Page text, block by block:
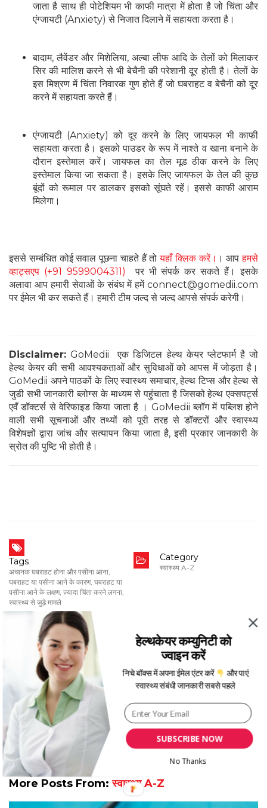
जाता है साथ ही पोटेशियम भी काफी मात्रा में होता है जो चिंता और
एंग्जायटी (Anxiety) से निजात दिलाने में सहायता करता है।
बादाम, लैवेंडर और मिशेलिया, अल्बा लीफ आदि के तेलों को मिलाकर
सिर की मालिश करने से भी बेचैनी की परेशानी दूर होती है। तेलों के
इस मिश्रण में चिंता निवारक गुण होते हैं जो घबराहट व बेचैनी को दूर
करने में सहायता करते हैं।
एंग्जायटी (Anxiety) को दूर करने के लिए जायफल भी काफी
सहायता करता है। इसको पाउडर के रूप में नाश्ते व खाना बनाने के
दौरान इस्तेमाल करें। जायफल का तेल मूड ठीक करने के लिए
इस्तेमाल किया जा सकता है। इसके लिए जायफल के तेल की कुछ
बूंदों को रूमाल पर डालकर इसको सूंघते रहें। इससे काफी आराम
मिलेगा।
इससे सम्बंधित कोई सवाल पूछना चाहते हैं तोयहाँ क्लिक करें। । आपहमसे
व्हाट्सएप (+91 9599004311) पर भी संपर्क कर सकते हैं। इसके
अलावा आप हमारी सेवाओं के संबंध में हमें connect@gomedii.com
पर ईमेल भी कर सकते हैं। हमारी टीम जल्द से जल्द आपसे संपर्क करेगी।
Disclaimer: GoMedii एक डिजिटल हेल्थ केयर प्लेटफार्म है जो
हेल्थ केयर की सभी आवश्यकताओं और सुविधाओं को आपस में जोड़ता है।
GoMedii अपने पाठकों के लिए स्वास्थ्य समाचार, हेल्थ टिप्स और हेल्थ से
जुडी सभी जानकारी ब्लोग्स के माध्यम से पहुंचाता है जिसको हेल्थ एक्सपर्ट्स
एवँ डॉक्टर्स से वेरिफाइड किया जाता है । GoMedii ब्लॉग में पब्लिश होने
वाली सभी सूचनाओं और तथ्यों को पूरी तरह से डॉक्टरों और स्वास्थ्य
विशेषज्ञों द्वारा जांच और सत्यापन किया जाता है, इसी प्रकार जानकारी के
स्रोत की पुष्टि भी होती है।
Tags
अचानक घबराहट होना और पसीना आना,
घबराहट या पसीना आने के कारण, घबराहट या
पसीना आने के लक्षण, ज़्यादा चिंता करने लगना,
स्वास्थ्य से जुड़े मामले
Category
स्वास्थ्य A-Z
Date
Apr 5, 2024
Written By Tanya Kohli
More Posts From:स्वास्थ्य A-Z
SUBSCRIBE NOW
हेल्थकेयर कम्युनिटी को
ज्वाइन करें
निचे बॉक्स में अपना ईमेल एंटर करें
और पाएं
स्वास्थ्य संबंधी जानकारी सबसे पहले
No Thanks